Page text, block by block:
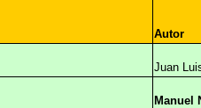
Autor
Juan
Manuel